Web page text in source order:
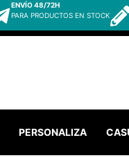
ENVÍO 48/72H
PARA PRODUCTOS EN STOCK
PERSONALIZA